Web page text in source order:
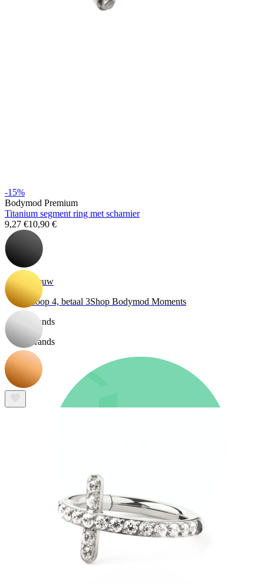
Shop Titanium
Nieuw
Koop 4, betaal 3Shop Bodymod Moments
Brands
Brands
Bodymod Care
-15%
Bodymod Premium
Titanium segment ring met scharnier
9,27 €10,90 €